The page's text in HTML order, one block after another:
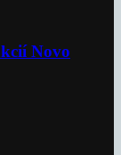
Novo